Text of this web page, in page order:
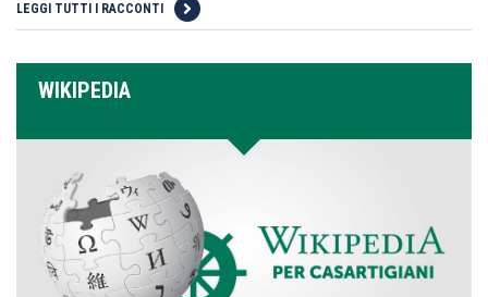
LEGGI TUTTI I RACCONTI
WIKIPEDIA